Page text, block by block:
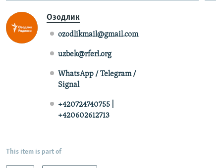
Озодлик
ozodlikmail@gmail.com
uzbek@rferl.org
WhatsApp / Telegram /
Signal
+420724740755 |
+420602612713
This item is part of